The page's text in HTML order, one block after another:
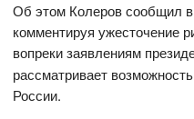
Об этом Колеров сообщил
комментируя ужесточение
вопреки заявлениям
рассматривает
России.